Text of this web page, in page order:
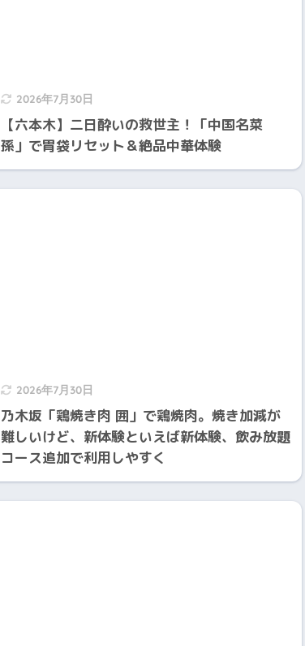
2026年7月30日
【六本木】二日酔いの救世主！「中国名菜
孫」で胃袋リセット＆絶品中華体験
2026年7月30日
乃木坂「鶏焼き肉 囲」で鶏焼肉。焼き加減が
難しいけど、新体験といえば新体験、飲み放題
コース追加で利用しやすく